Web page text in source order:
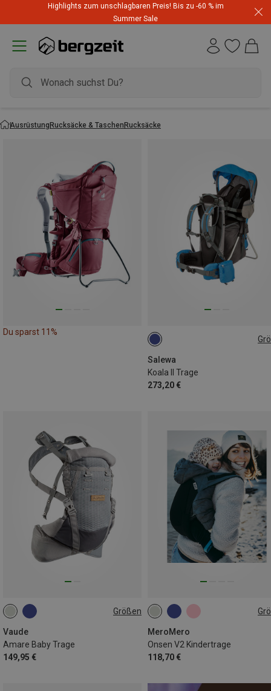
Highlights zum unschlagbaren Preis! Bis zu -60 % im
Summer Sale
AusrüstungRucksäcke & TaschenRucksäcke
Du sparst 11%
Salewa
Koala II Trage
273,20 €
ONE SIZE
Größen
Vaude
Amare Baby Trage
149,95 €
20L
MeroMero
Onsen V2 Kindertrage
118,70 €
ONE SIZE